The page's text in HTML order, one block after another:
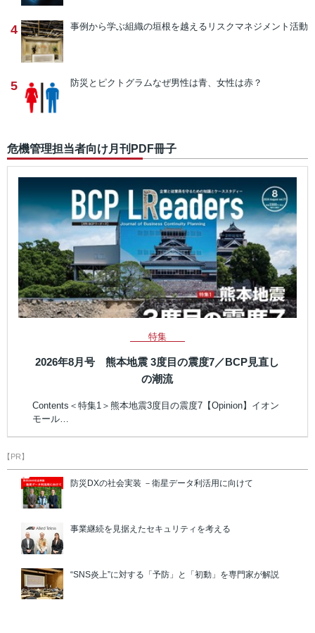
4 事例から学ぶ組織の垣根を越えるリスクマネジメント活動
5 防災とピクトグラムなぜ男性は青、女性は赤？
危機管理担当者向け月刊PDF冊子
特集
2026年8月号 熊本地震 3度目の震度7／BCP見直し
の潮流
Contents＜特集1＞熊本地震3度目の震度7【Opinion】イオン
モール…
【PR】
防災DXの社会実装 －衛星データ利活用に向けて
事業継続を見据えたセキュリティを考える
“SNS炎上”に対する「予防」と「初動」を専門家が解説